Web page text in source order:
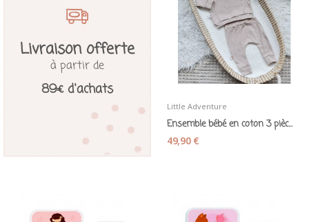
Livraison offerte
à partir de
89€ d'achats
Little Adventure
Ensemble bébé en coton 3 pièces beige naturel -...
49,90 €